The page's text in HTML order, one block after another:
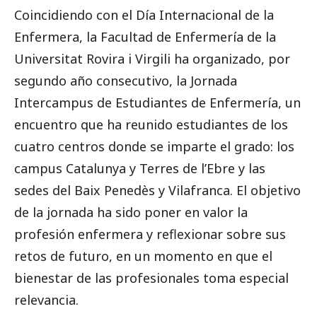
Coincidiendo con el Día Internacional de la
Enfermera, la Facultad de Enfermería de la
Universitat Rovira i Virgili ha organizado, por
segundo año consecutivo, la Jornada
Intercampus de Estudiantes de Enfermería, un
encuentro que ha reunido estudiantes de los
cuatro centros donde se imparte el grado: los
campus Catalunya y Terres de l’Ebre y las
sedes del Baix Penedès y Vilafranca. El objetivo
de la jornada ha sido poner en valor la
profesión enfermera y reflexionar sobre sus
retos de futuro, en un momento en que el
bienestar de las profesionales toma especial
relevancia.